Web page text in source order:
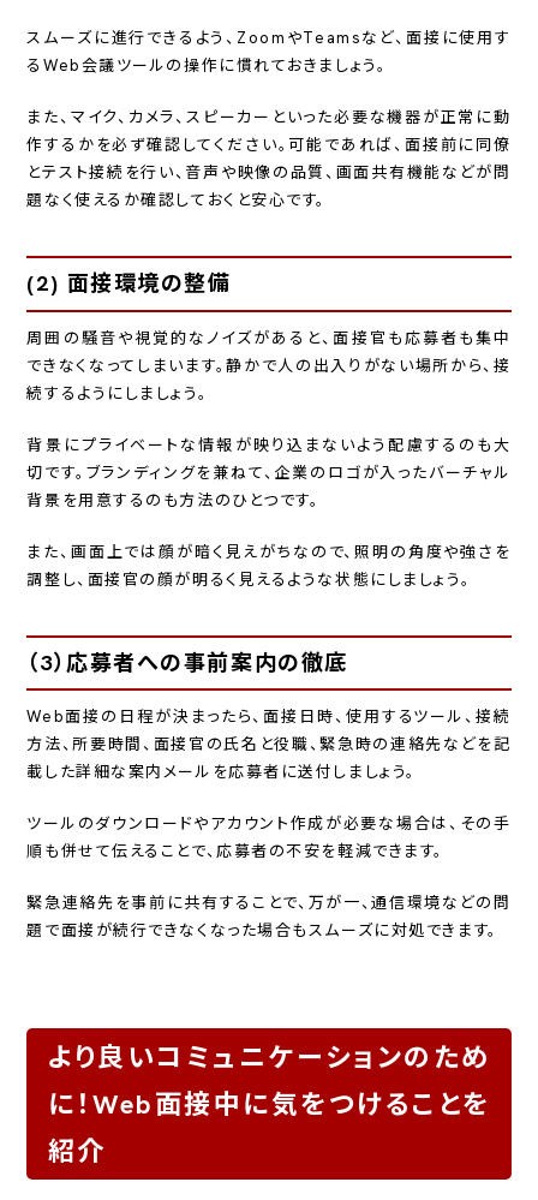
スムーズに進行できるよう、ZoomやTeamsなど、面接に使用す
るWeb会議ツールの操作に慣れておきましょう。
また、マイク、カメラ、スピーカーといった必要な機器が正常に動
作するかを必ず確認してください。可能であれば、面接前に同僚
とテスト接続を行い、音声や映像の品質、画面共有機能などが問
題なく使えるか確認しておくと安心です。
(2) 面接環境の整備
周囲の騒音や視覚的なノイズがあると、面接官も応募者も集中
できなくなってしまいます。静かで人の出入りがない場所から、接
続するようにしましょう。
背景にプライベートな情報が映り込まないよう配慮するのも大
切です。ブランディングを兼ねて、企業のロゴが入ったバーチャル
背景を用意するのも方法のひとつです。
また、画面上では顔が暗く見えがちなので、照明の角度や強さを
調整し、面接官の顔が明るく見えるような状態にしましょう。
（3）応募者への事前案内の徹底
Web面接の日程が決まったら、面接日時、使用するツール、接続
方法、所要時間、面接官の氏名と役職、緊急時の連絡先などを記
載した詳細な案内メールを応募者に送付しましょう。
ツールのダウンロードやアカウント作成が必要な場合は、その手
順も併せて伝えることで、応募者の不安を軽減できます。
緊急連絡先を事前に共有することで、万が一、通信環境などの問
題で面接が続行できなくなった場合もスムーズに対処できます。
より良いコミュニケーションのため
に！Web面接中に気をつけることを
紹介